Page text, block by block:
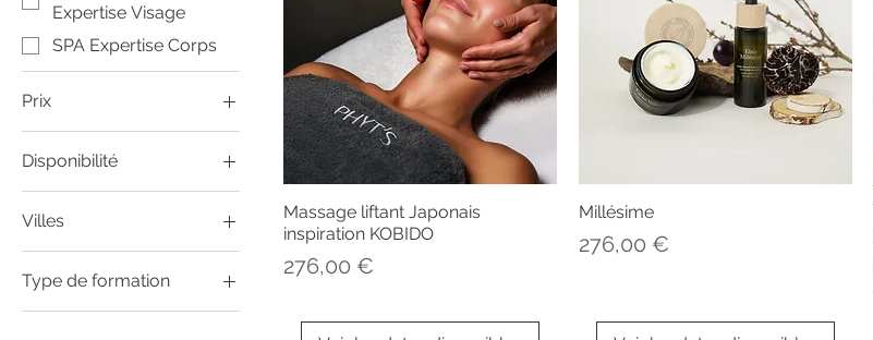
Expertise Visage
SPA Expertise Corps
Prix
276 € 828 €
Disponibilité
Formations disponibles
Formations à venir
Villes
Bordeaux
Caillac
Type de formation
Présentiel
Massage liftant Japonais
inspiration KOBIDO
Prix
276,00 €
Millésime
Prix
276,00 €